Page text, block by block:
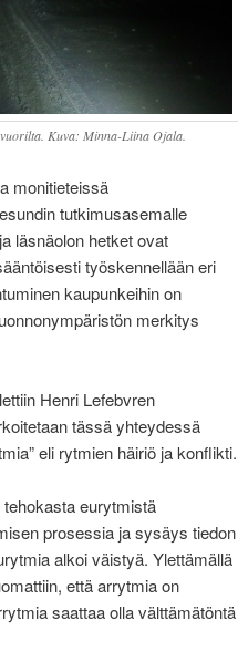
Kuva: Minna-Liina Ojala.
monitieteissä
tutkimusasemalle
läsnäolon hetket ovat
työskennellään eri
kaupunkeihin on
merkitys
Henri Lefebvren
tässä yhteydessä
eli rytmien häiriö ja konflikti.
eurytmistä
prosessia ja sysäys tiedon
alkoi väistyä. Ylettämällä
että arrytmia on
saattaa olla välttämätöntä